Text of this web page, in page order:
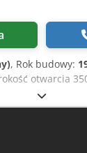
bębnie, oraz
system
niż tradycyjny
nowe.
, Rok budowy:
otwarcia
Ahger
ciśnienie
szerokość/